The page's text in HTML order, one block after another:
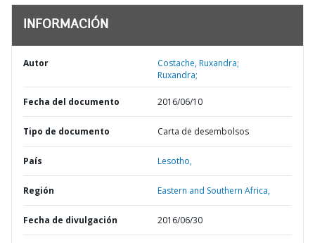
INFORMACIÓN
Autor
Costache, Ruxandra;
Ruxandra;
Fecha del documento 2016/06/10
Tipo de documento Carta de desembolsos
País Lesotho,
Región Eastern and Southern Africa,
Fecha de divulgación 2016/06/30